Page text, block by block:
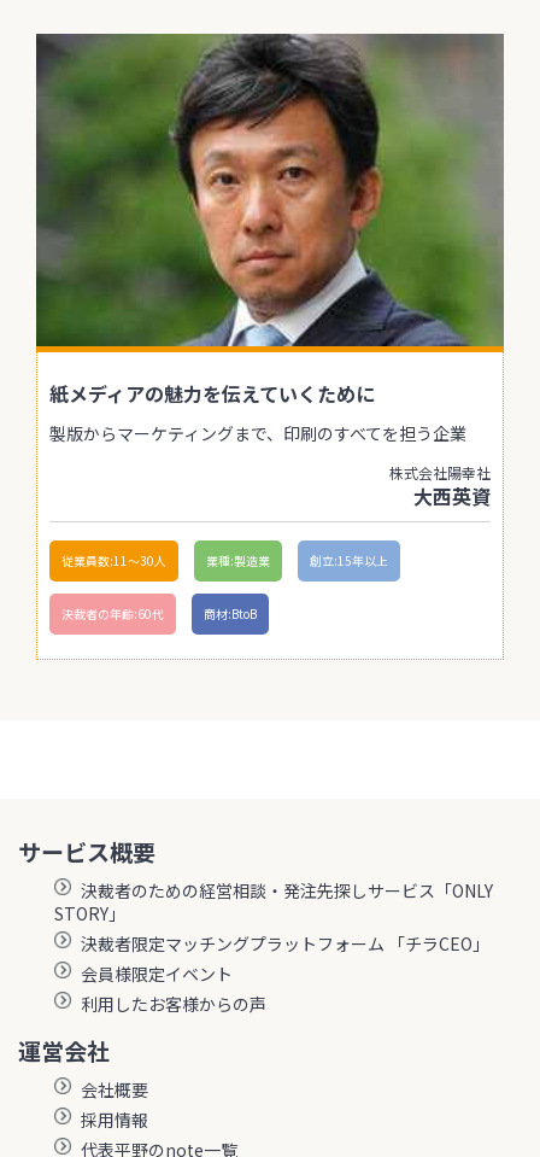
紙メディアの魅力を伝えていくために
製版からマーケティングまで、印刷のすべてを担う企業
株式会社陽幸社
大西英資
従業員数:11〜30人 業種:製造業 創立:15年以上
決裁者の年齢:60代 商材:BtoB
サービス概要
決裁者のための経営相談・発注先探しサービス「ONLY
STORY」
決裁者限定マッチングプラットフォーム 「チラCEO」
会員様限定イベント
利用したお客様からの声
運営会社
会社概要
採用情報
代表平野のnote一覧